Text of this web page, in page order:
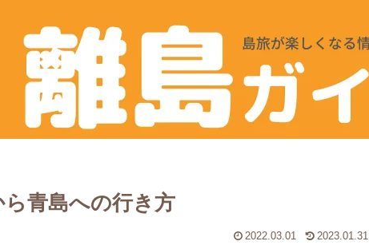
ら青島への行き方
2022.03.01 2023.01.31